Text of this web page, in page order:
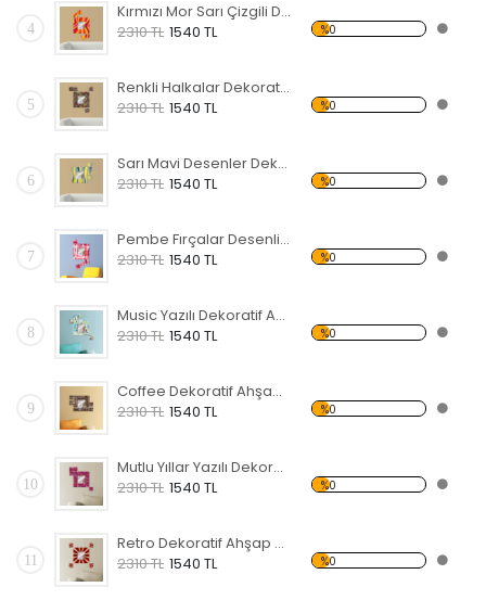
4
Kırmızı Mor Sarı Çizgili Dekoratif Ahşap Çerçeveli Ayna
2310 TL 1540 TL %0
5
Renkli Halkalar Dekoratif Ahşap Çerçeveli Ayna
2310 TL 1540 TL %0
6
Sarı Mavi Desenler Dekoratif Ahşap Çerçeveli Ayna
2310 TL 1540 TL %0
7
Pembe Fırçalar Desenli Dekoratif Ahşap Çerçeveli Ayna
2310 TL 1540 TL %0
8
Music Yazılı Dekoratif Ahşap Çerçeveli Ayna
2310 TL 1540 TL %0
9
Coffee Dekoratif Ahşap Çerçeveli Ayna
2310 TL 1540 TL %0
10
Mutlu Yıllar Yazılı Dekoratif Ahşap Çerçeveli Ayna
2310 TL 1540 TL %0
11
Retro Dekoratif Ahşap Çerçeveli Ayna
2310 TL 1540 TL %0